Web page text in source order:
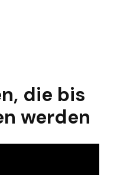
die bis
werden